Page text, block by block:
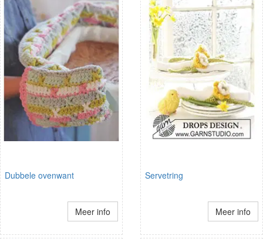
Dubbele ovenwant
Meer info
Servetring
Meer info